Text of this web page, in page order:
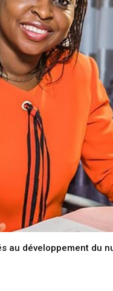
au développement du